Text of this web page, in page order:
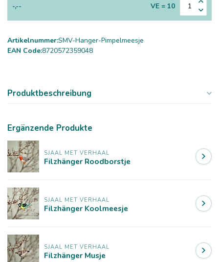
-,-- VE = 10
Artikelnummer:SMV-Hanger-Pimpelmeesje
EAN Code:8720572359048
Produktbeschreibung
Ergänzende Produkte
SJAAL MET VERHAAL
Filzhänger Roodborstje
SJAAL MET VERHAAL
Filzhänger Koolmeesje
SJAAL MET VERHAAL
Filzhänger Musje